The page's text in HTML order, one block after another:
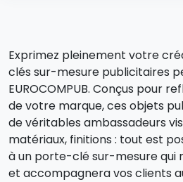
Exprimez pleinement votre
clés sur-mesure publicitaires
EUROCOMPUB. Conçus pour
de votre marque, ces objets
de véritables ambassadeurs
matériaux, finitions : tout est
à un porte-clé sur-mesure qui
et accompagnera vos clients